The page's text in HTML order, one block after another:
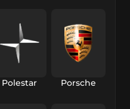
Polestar Porsche